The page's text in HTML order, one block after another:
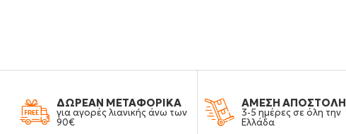
ΔΩΡΕΑΝ ΜΕΤΑΦΟΡΙΚΑ
για αγορές λιανικής άνω των
90€
ΑΜΕΣΗ ΑΠΟΣΤΟΛΗ
3-5 ημέρες σε όλη την
Ελλάδα